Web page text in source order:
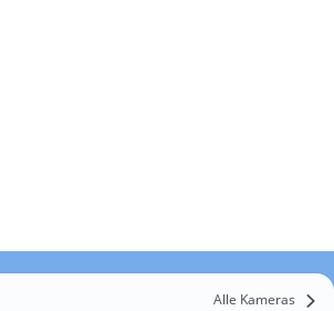
Alle Kameras